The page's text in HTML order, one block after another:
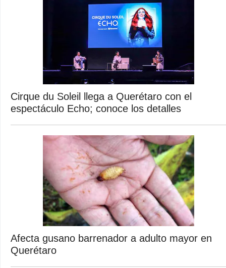
Cirque du Soleil llega a Querétaro con el
espectáculo Echo; conoce los detalles
Afecta gusano barrenador a adulto mayor en
Querétaro